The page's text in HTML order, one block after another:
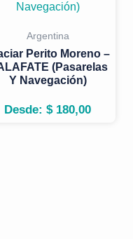
Argentina
Perito Moreno –
(Pasarelas
Y Navegación)
Desde: $180,00